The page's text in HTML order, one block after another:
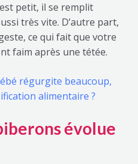
petit, il se remplit
très vite. D’autre part,
ce qui fait que votre
faim après une tétée.
régurgite beaucoup,
alimentaire ?
évolue